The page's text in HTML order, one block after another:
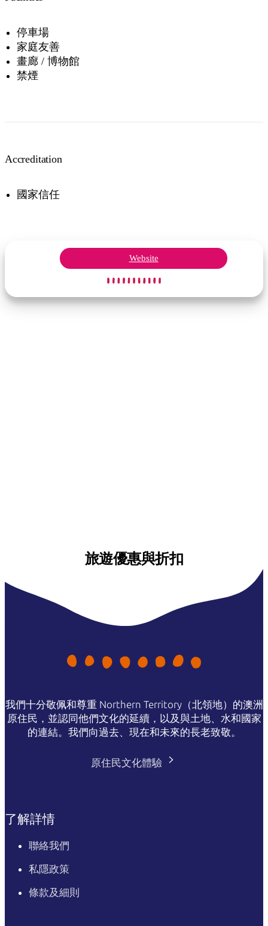
停車場
家庭友善
畫廊 / 博物館
禁煙
Accreditation
國家信任
Website
旅遊優惠與折扣
我們十分敬佩和尊重 Northern Territory（北領地）的澳洲
原住民，並認同他們文化的延續，以及與土地、水和國家
的連結。我們向過去、現在和未來的長老致敬。
原住民文化體驗
了解詳情
聯絡我們
私隱政策
條款及細則